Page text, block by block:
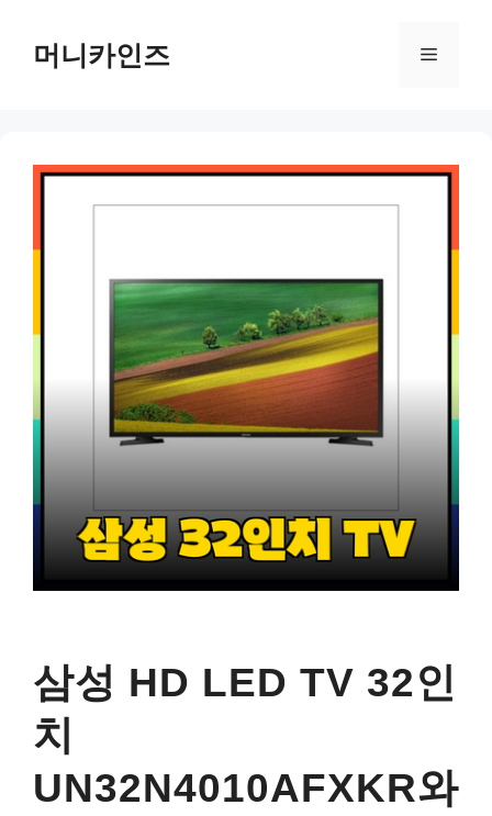
content머니카인즈 Menu
삼성 HD LED TV 32인
치
UN32N4010AFXKR와